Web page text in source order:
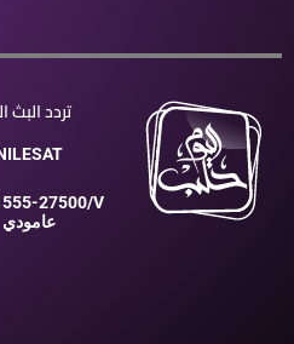
تردد
27500/V
عامودي